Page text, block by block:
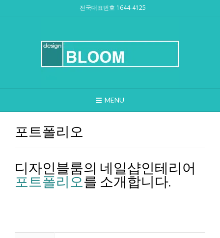
전국대표번호 1644-4125
MENU
포트폴리오
디자인블룸의 네일샵인테리어
포트폴리오를 소개합니다.